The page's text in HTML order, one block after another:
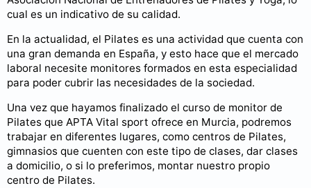
cual es un indicativo de su calidad.
En la actualidad, el Pilates es una actividad que cuenta con
una gran demanda en España, y esto hace que el mercado
laboral necesite monitores formados en esta especialidad
para poder cubrir las necesidades de la sociedad.
Una vez que hayamos finalizado el curso de monitor de
Pilates que APTA Vital sport ofrece en Murcia, podremos
trabajar en diferentes lugares, como centros de Pilates,
gimnasios que cuenten con este tipo de clases, dar clases
a domicilio, o si lo preferimos, montar nuestro propio
centro de Pilates.